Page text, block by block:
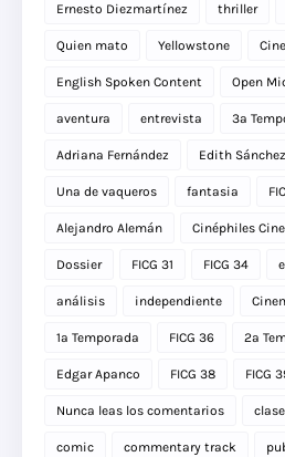
Ernesto Diezmartínez thriller
Quien mato Yellowstone
English Spoken Content Open
aventura entrevista 3a
Adriana Fernández Edith Sánchez
Una de vaqueros fantasia
Alejandro Alemán Cinéphiles
Dossier FICG 31 FICG 34
análisis independiente
1a Temporada FICG 36 2a
Edgar Apanco FICG 38 FICG
Nunca leas los comentarios
comic commentary track